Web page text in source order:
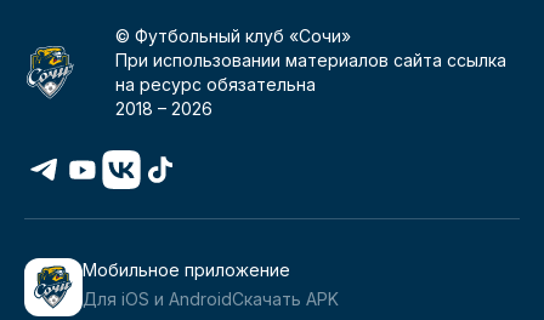
© Футбольный клуб «Сочи»
При использовании материалов сайта ссылка
на ресурс обязательна
2018 –2026
Мобильное приложение
Для iOS и AndroidСкачать APK